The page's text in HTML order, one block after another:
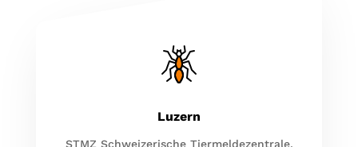
Luzern
STMZ Schweizerische Tiermeldezentrale,